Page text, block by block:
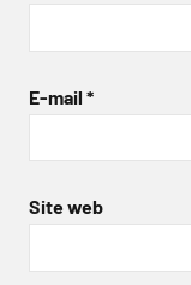
E-mail *
Site web